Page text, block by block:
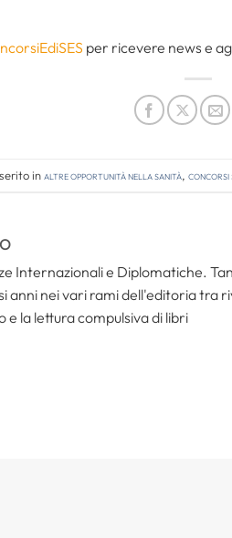
per ricevere news e
in Altre opportunità nella sanità, Concorsi
Internazionali e Diplomatiche.
anni nei vari rami dell'editoria tra
e la lettura compulsiva di libri